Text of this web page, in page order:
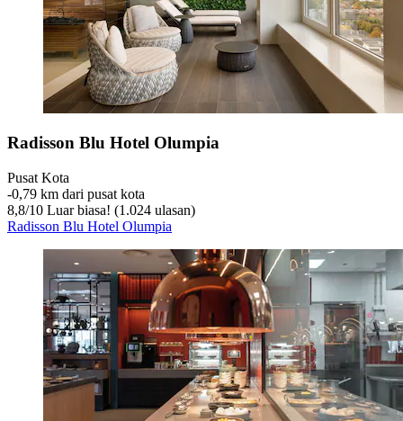
Radisson Blu Hotel Olumpia
Pusat Kota
‐0,79 km dari pusat kota
8,8/10 Luar biasa! (1.024 ulasan)
Radisson Blu Hotel Olumpia